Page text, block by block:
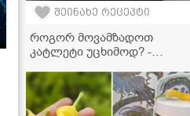
შეინახე რეცეპტი
როგორ მოვამზადოთ
კატლეტი უცხიმოდ? -
აეროგრილისთვის